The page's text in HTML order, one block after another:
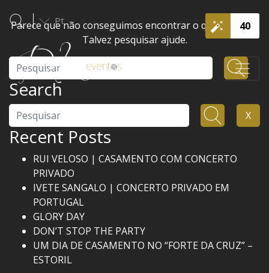
40
Pt
Parece que não conseguimos encontrar o que procura.
Talvez pesquisar ajude.
Search
Pesquisar X
Recent Posts
RUI VELOSO | CASAMENTO COM CONCERTO
PRIVADO
IVETE SANGALO | CONCERTO PRIVADO EM
PORTUGAL
GLORY DAY
DON’T STOP THE PARTY
UM DIA DE CASAMENTO NO “FORTE DA CRUZ” –
ESTORIL